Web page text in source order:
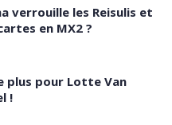
verrouille les Reisulis et
en MX2 ?
plus pour Lotte Van
!